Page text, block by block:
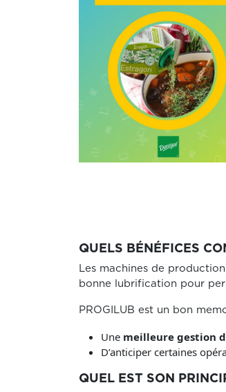
QUELS BÉNÉFICES
Les machines de
bonne lubrification pour
PROGILUB est un bon
Une meilleure gestion
D’anticiper certaines
QUEL EST SON